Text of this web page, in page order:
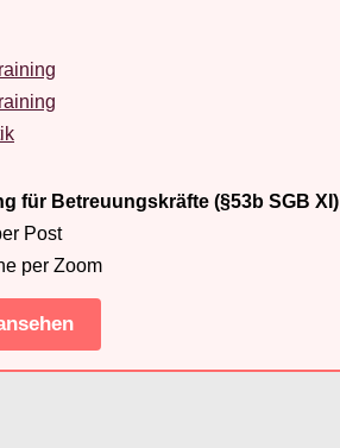
für Betreuungskräfte (§53b SGB XI)
Post
per Zoom